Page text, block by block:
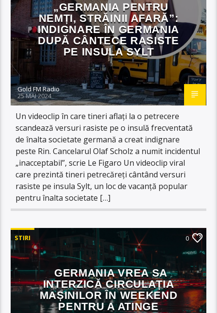
„GERMANIA PENTRU
NEMȚI, STRĂINII AFARĂ”:
INDIGNARE ÎN GERMANIA
DUPĂ CÂNTECE RASISTE
PE INSULA SYLT
Gold FM Radio
25 MAI 2024
Un videoclip în care tineri aflați la o petrecere
scandează versuri rasiste pe o insulă frecventată
de înalta societate germană a creat indignare
peste Rin. Cancelarul Olaf Scholz a numit incidentul
„inacceptabil”, scrie Le Figaro Un videoclip viral
care prezintă tineri petrecăreți cântând versuri
rasiste pe insula Sylt, un loc de vacanță popular
pentru înalta societate […]
STIRI 0
GERMANIA VREA SA
INTERZICĂ CIRCULAȚIA
MAȘINILOR ÎN WEEKEND
PENTRU A ATINGE